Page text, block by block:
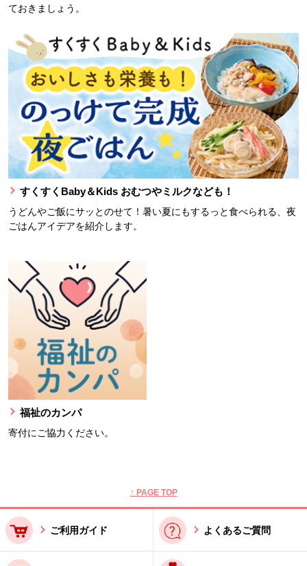
ておきましょう。
すくすくBaby＆Kids おむつやミルクなども！
うどんやご飯にサッとのせて！暑い夏にもするっと食べられる、夜
ごはんアイデアを紹介します。
福祉のカンパ
寄付にご協力ください。
↑ PAGE TOP
ご利用ガイド よくあるご質問